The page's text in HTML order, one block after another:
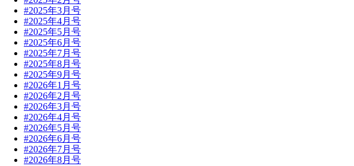
#2025年3月号
#2025年4月号
#2025年5月号
#2025年6月号
#2025年7月号
#2025年8月号
#2025年9月号
#2026年1月号
#2026年2月号
#2026年3月号
#2026年4月号
#2026年5月号
#2026年6月号
#2026年7月号
#2026年8月号